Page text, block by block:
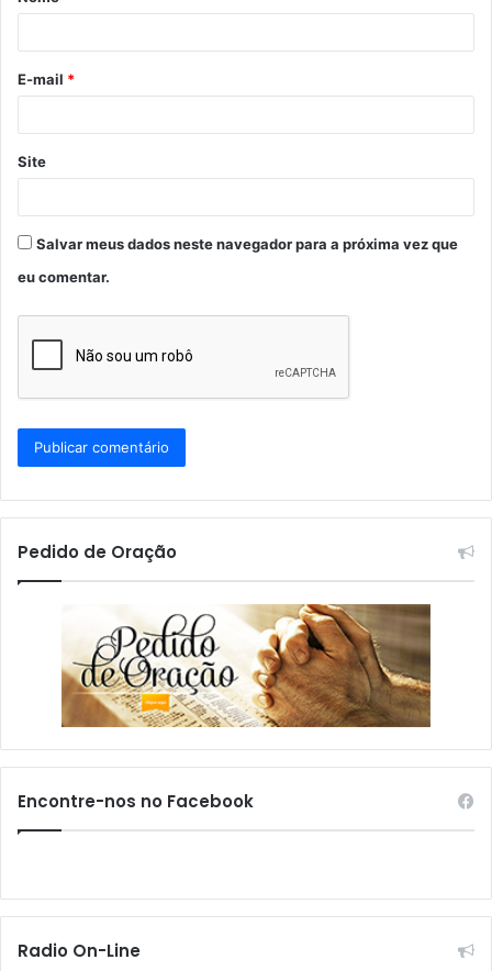
*
E-mail *
Site
Salvar meus dados neste navegador para a próxima vez que
eu comentar.
Pedido de Oração
Encontre-nos no Facebook
Radio On-Line